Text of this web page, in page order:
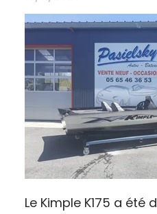
Le Kimple K175 a été